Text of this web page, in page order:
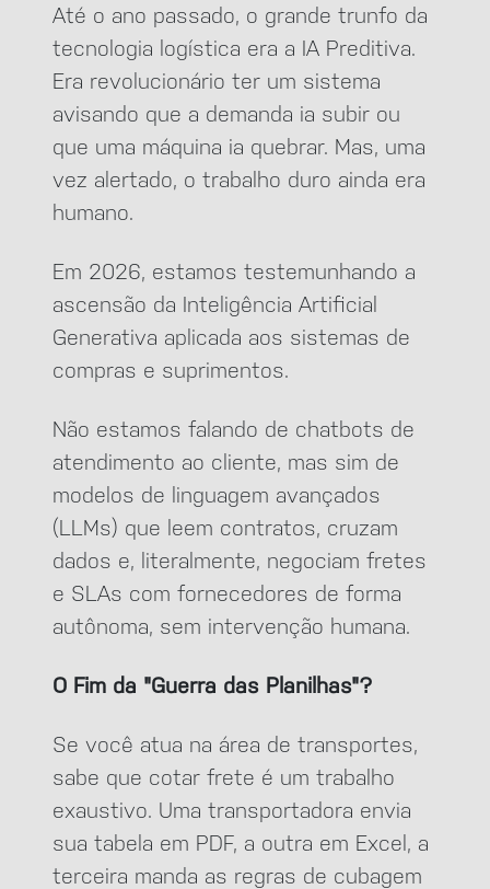
Até o ano passado, o grande trunfo da
tecnologia logística era a IA Preditiva.
Era revolucionário ter um sistema
avisando que a demanda ia subir ou
que uma máquina ia quebrar. Mas, uma
vez alertado, o trabalho duro ainda era
humano.
Em 2026, estamos testemunhando a
ascensão da Inteligência Artificial
Generativa aplicada aos sistemas de
compras e suprimentos.
Não estamos falando de chatbots de
atendimento ao cliente, mas sim de
modelos de linguagem avançados
(LLMs) que leem contratos, cruzam
dados e, literalmente, negociam fretes
e SLAs com fornecedores de forma
autônoma, sem intervenção humana.
O Fim da "Guerra das Planilhas"?
Se você atua na área de transportes,
sabe que cotar frete é um trabalho
exaustivo. Uma transportadora envia
sua tabela em PDF, a outra em Excel, a
terceira manda as regras de cubagem